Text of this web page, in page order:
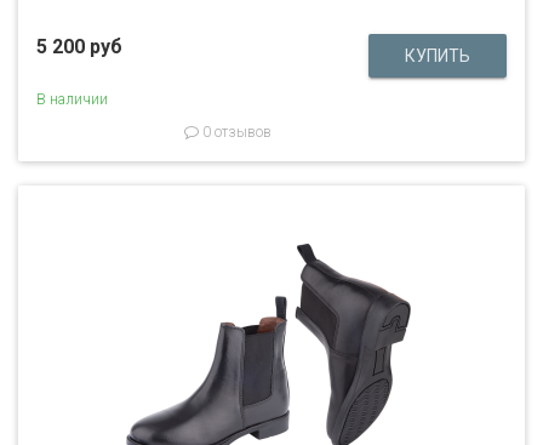
5 200 руб
В наличии
0 отзывов